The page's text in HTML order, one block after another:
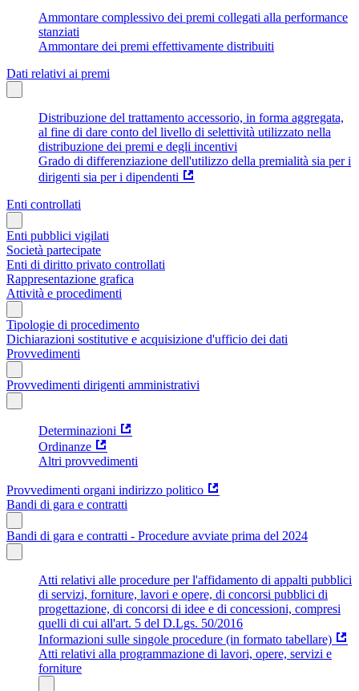
Ammontare complessivo dei premi collegati alla performance
stanziati
Ammontare dei premi effettivamente distribuiti
Dati relativi ai premi
Distribuzione del trattamento accessorio, in forma aggregata,
al fine di dare conto del livello di selettività utilizzato nella
distribuzione dei premi e degli incentivi
Grado di differenziazione dell'utilizzo della premialità sia per i
dirigenti sia per i dipendenti
Enti controllati
Enti pubblici vigilati
Società partecipate
Enti di diritto privato controllati
Rappresentazione grafica
Attività e procedimenti
Tipologie di procedimento
Dichiarazioni sostitutive e acquisizione d'ufficio dei dati
Provvedimenti
Provvedimenti dirigenti amministrativi
Determinazioni
Ordinanze
Altri provvedimenti
Provvedimenti organi indirizzo politico
Bandi di gara e contratti
Bandi di gara e contratti - Procedure avviate prima del 2024
Atti relativi alle procedure per l'affidamento di appalti pubblici
di servizi, forniture, lavori e opere, di concorsi pubblici di
progettazione, di concorsi di idee e di concessioni, compresi
quelli di cui all'art. 5 del D.Lgs. 50/2016
Informazioni sulle singole procedure (in formato tabellare)
Atti relativi alla programmazione di lavori, opere, servizi e
forniture